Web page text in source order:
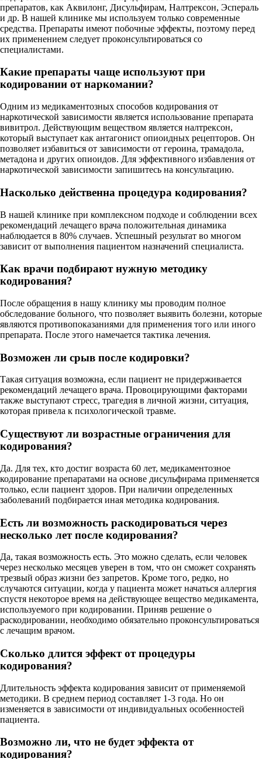
препаратов, как Аквилонг, Дисульфирам, Налтрексон, Эспераль
и др. В нашей клинике мы используем только современные
средства. Препараты имеют побочные эффекты, поэтому перед
их применением следует проконсультироваться со
специалистами.
Какие препараты чаще используют при
кодировании от наркомании?
Одним из медикаментозных способов кодирования от
наркотической зависимости является использование препарата
вивитрол. Действующим веществом является налтрексон,
который выступает как антагонист опиоидных рецепторов. Он
позволяет избавиться от зависимости от героина, трамадола,
метадона и других опиоидов. Для эффективного избавления от
наркотической зависимости запишитесь на консультацию.
Насколько действенна процедура кодирования?
В нашей клинике при комплексном подходе и соблюдении всех
рекомендаций лечащего врача положительная динамика
наблюдается в 80% случаев. Успешный результат во многом
зависит от выполнения пациентом назначений специалиста.
Как врачи подбирают нужную методику
кодирования?
После обращения в нашу клинику мы проводим полное
обследование больного, что позволяет выявить болезни, которые
являются противопоказаниями для применения того или иного
препарата. После этого намечается тактика лечения.
Возможен ли срыв после кодировки?
Такая ситуация возможна, если пациент не придерживается
рекомендаций лечащего врача. Провоцирующими факторами
также выступают стресс, трагедия в личной жизни, ситуация,
которая привела к психологической травме.
Существуют ли возрастные ограничения для
кодирования?
Да. Для тех, кто достиг возраста 60 лет, медикаментозное
кодирование препаратами на основе дисульфирама применяется
только, если пациент здоров. При наличии определенных
заболеваний подбирается иная методика кодирования.
Есть ли возможность раскодироваться через
несколько лет после кодирования?
Да, такая возможность есть. Это можно сделать, если человек
через несколько месяцев уверен в том, что он сможет сохранять
трезвый образ жизни без запретов. Кроме того, редко, но
случаются ситуации, когда у пациента может начаться аллергия
спустя некоторое время на действующее вещество медикамента,
используемого при кодировании. Приняв решение о
раскодировании, необходимо обязательно проконсультироваться
с лечащим врачом.
Сколько длится эффект от процедуры
кодирования?
Длительность эффекта кодирования зависит от применяемой
методики. В среднем период составляет 1-3 года. Но он
изменяется в зависимости от индивидуальных особенностей
пациента.
Возможно ли, что не будет эффекта от
кодирования?